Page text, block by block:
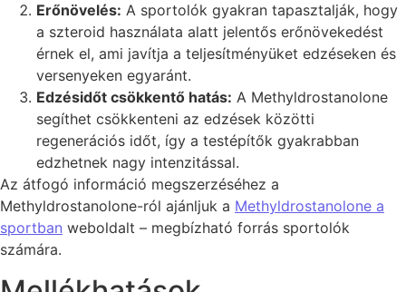
Erőnövelés: A sportolók gyakran tapasztalják, hogy
a szteroid használata alatt jelentős erőnövekedést
érnek el, ami javítja a teljesítményüket edzéseken és
versenyeken egyaránt.
Edzésidőt csökkentő hatás: A Methyldrostanolone
segíthet csökkenteni az edzések közötti
regenerációs időt, így a testépítők gyakrabban
edzhetnek nagy intenzitással.
Az átfogó információ megszerzéséhez a
Methyldrostanolone-ról ajánljuk a Methyldrostanolone a
sportban weboldalt – megbízható forrás sportolók
számára.